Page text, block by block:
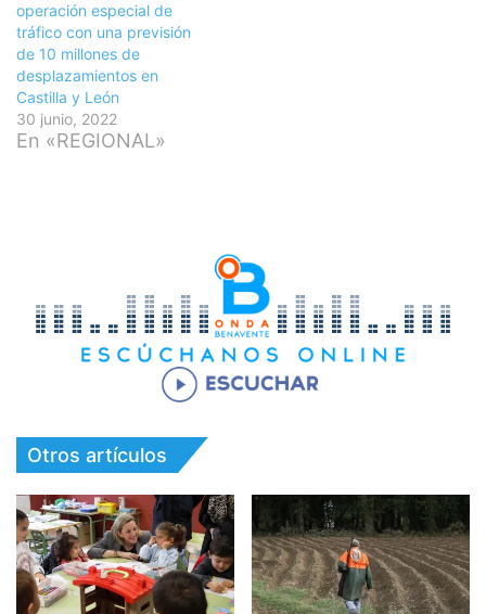
operación especial de
tráfico con una previsión
de 10 millones de
desplazamientos en
Castilla y León
30 junio, 2022
En «REGIONAL»
Otros artículos